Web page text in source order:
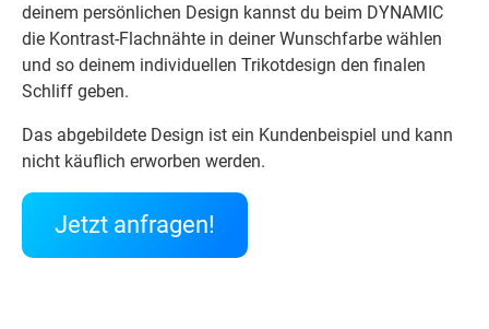
deinem persönlichen Design kannst du beim DYNAMIC
die Kontrast-Flachnähte in deiner Wunschfarbe wählen
und so deinem individuellen Trikotdesign den finalen
Schliff geben.
Das abgebildete Design ist ein Kundenbeispiel und kann
nicht käuflich erworben werden.
Jetzt anfragen!